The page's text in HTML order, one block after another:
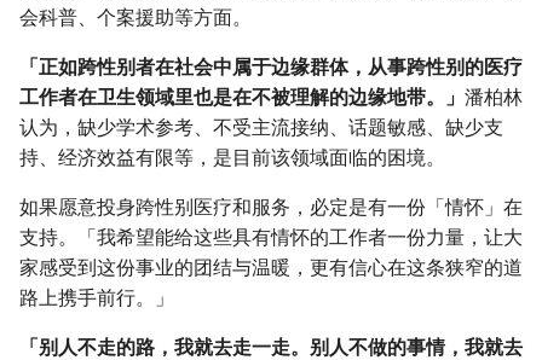
会科普、个案援助等方面。
「正如跨性别者在社会中属于边缘群体，从事跨性别的医疗
工作者在卫生领域里也是在不被理解的边缘地带。」 潘柏林
认为，缺少学术参考、不受主流接纳、话题敏感、缺少支
持、经济效益有限等，是目前该领域面临的困境。
如果愿意投身跨性别医疗和服务，必定是有一份「情怀」在
支持。「我希望能给这些具有情怀的工作者一份力量，让大
家感受到这份事业的团结与温暖，更有信心在这条狭窄的道
路上携手前行。」
「别人不走的路，我就去走一走。别人不做的事情，我就去